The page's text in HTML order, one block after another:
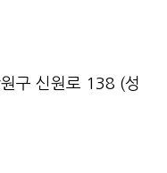
구 신원로 138 (성